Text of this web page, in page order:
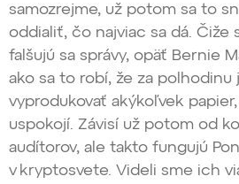
samozrejme, už potom sa to
oddialiť, čo najviac sa dá. Čiže
falšujú sa správy, opäť Bernie
ako sa to robí, že za polhodinu
vyprodukovať akýkoľvek
uspokojí. Závisí už potom od
audítorov, ale takto fungujú
v kryptosvete. Videli sme ich